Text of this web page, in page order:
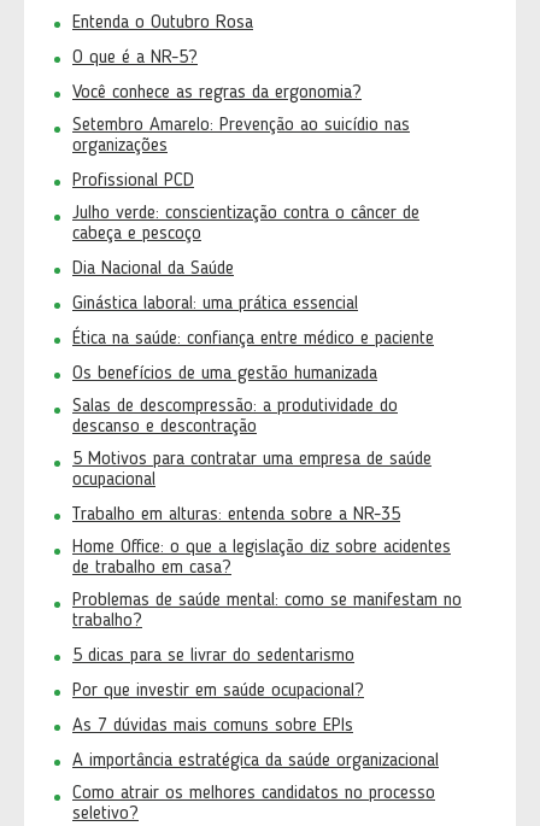
Entenda o Outubro Rosa
O que é a NR-5?
Você conhece as regras da ergonomia?
Setembro Amarelo: Prevenção ao suicídio nas
organizações
Profissional PCD
Julho verde: conscientização contra o câncer de
cabeça e pescoço
Dia Nacional da Saúde
Ginástica laboral: uma prática essencial
Ética na saúde: confiança entre médico e paciente
Os benefícios de uma gestão humanizada
Salas de descompressão: a produtividade do
descanso e descontração
5 Motivos para contratar uma empresa de saúde
ocupacional
Trabalho em alturas: entenda sobre a NR-35
Home Office: o que a legislação diz sobre acidentes
de trabalho em casa?
Problemas de saúde mental: como se manifestam no
trabalho?
5 dicas para se livrar do sedentarismo
Por que investir em saúde ocupacional?
As 7 dúvidas mais comuns sobre EPIs
A importância estratégica da saúde organizacional
Como atrair os melhores candidatos no processo
seletivo?